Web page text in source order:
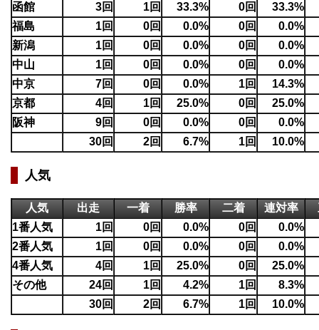
函館
3回 1回 33.3% 0回
33.3%
福島
1回 0回 0.0% 0回
0.0%
新潟
1回 0回 0.0% 0回
0.0%
中山
1回 0回 0.0% 0回
0.0%
中京
7回 0回 0.0% 1回
14.3%
京都
4回 1回 25.0% 0回
25.0%
阪神
9回 0回 0.0% 0回
0.0%
30回
2回 6.7% 1回 10.0%
人気
人気 出走 一着 勝率 二着 連対率
1番人気
1回 0回 0.0% 0回
0.0%
2番人気
1回 0回 0.0% 0回
0.0%
4番人気
4回 1回 25.0% 0回
25.0%
その他
24回 1回 4.2% 1回
8.3%
30回
2回 6.7% 1回 10.0%